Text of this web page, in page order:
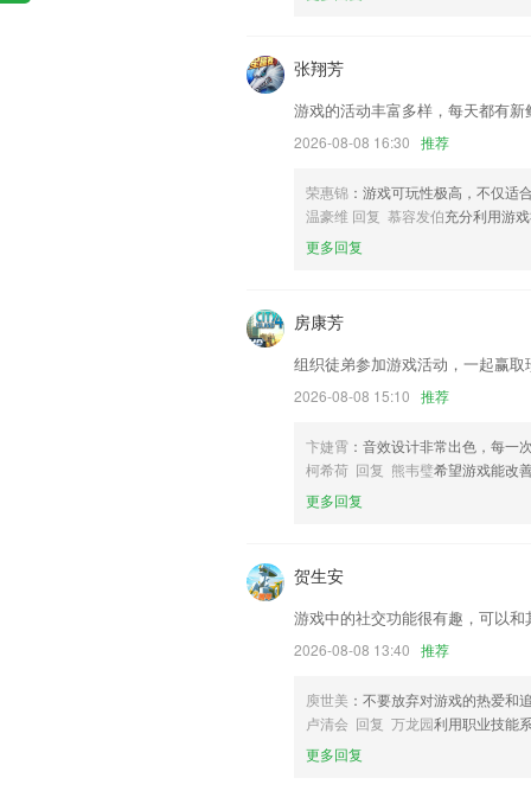
优化界面显示风格
交互界面升级，分区更清晰
攻城狮同学们针对性的优化了产品的性能
v0更新日志
优化用户中心的订单管理，合伙人工作台
以上就是42923金牛版一的介绍，如果
以帮助我们更好的对产品进行优化修改。
张翔芳
游戏的活动丰富多样，每天都有
2026-08-08 16:30 推荐
荣惠锦 ：游戏可玩性极高，不仅适
温豪维 回复 慕容发伯充分利用游
更多回复
房康芳
组织徒弟参加游戏活动，一起赢
2026-08-08 15:10 推荐
卞婕霄 ：音效设计非常出色，每一
柯希荷 回复 熊韦璧希望游戏能改
更多回复
贺生安
游戏中的社交功能很有趣，可以
2026-08-08 13:40 推荐
庾世美 ：不要放弃对游戏的热爱和
卢清会 回复 万龙园利用职业技能
更多回复